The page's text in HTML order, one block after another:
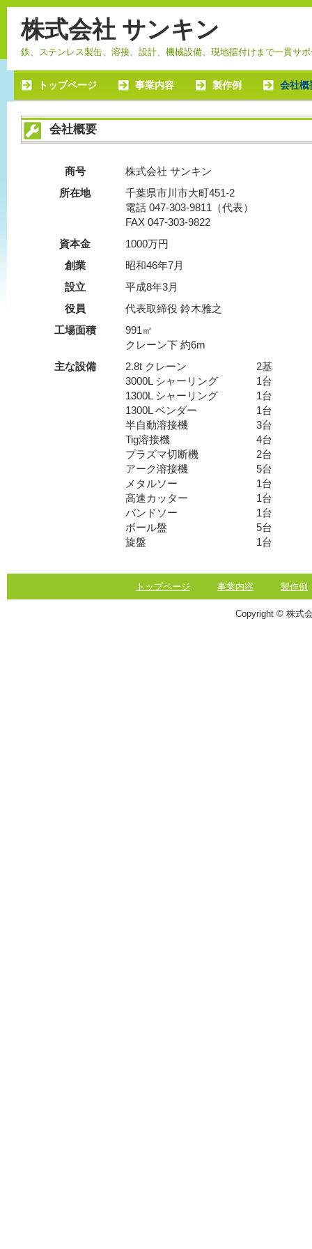
株式会社 サンキン
鉄、ステンレス製缶、溶接、設計、機械設備、現地据付けまで一貫サ
トップページ 事業内容 製作例 会社概
会社概要
商号
株式会社 サンキン
所在地
千葉県市川市大町451-2
電話 047-303-9811（代表）
FAX 047-303-9822
資本金
1000万円
創業
昭和46年7月
設立
平成8年3月
役員
代表取締役 鈴木雅之
工場面積
991㎡
クレーン下 約6m
主な設備
2.8t クレーン
2基
3000L シャーリング
1台
1300L シャーリング
1台
1300L ベンダー
1台
半自動溶接機
3台
Tig溶接機
4台
プラズマ切断機
2台
アーク溶接機
5台
メタルソー
1台
高速カッター
1台
バンドソー
1台
ボール盤
5台
旋盤
1台
トップページ 事業内容 製作例
Copyright © 株式